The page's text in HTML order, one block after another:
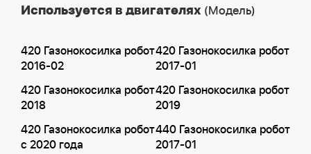
Используется в двигателях (Модель)
420 Газонокосилка робот
2016-02
420 Газонокосилка робот
2017-01
420 Газонокосилка робот
2018
420 Газонокосилка робот
2019
420 Газонокосилка робот
с 2020 года
440 Газонокосилка робот
2017-01